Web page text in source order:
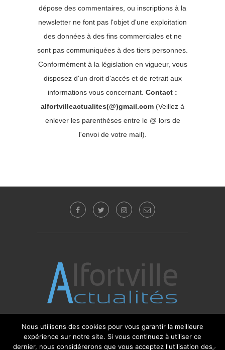
dépose des commentaires, ou inscriptions à la
newsletter ne font pas l'objet d'une exploitation
des données à des fins commerciales et ne
sont pas communiquées à des tiers personnes.
Conformément à la législation en vigueur, vous
disposez d'un droit d'accès et de retrait aux
informations vous concernant. Contact :
alfortvilleactualites(@)gmail.com (Veillez à
enlever les parenthèses entre le @ lors de
l'envoi de votre mail).
© 2017 - 2025 Alfortville Actualités - Tous droits
réservés. Editeur : Sébastien Glotin - l'Agence-i
Nous utilisons des cookies pour vous garantir la meilleure
expérience sur notre site. Si vous continuez à utiliser ce
dernier, nous considérerons que vous acceptez l'utilisation des